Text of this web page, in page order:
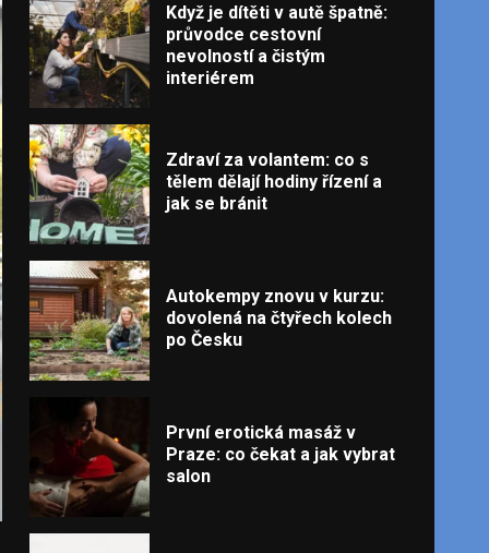
Když je dítěti v autě špatně:
průvodce cestovní
nevolností a čistým
interiérem
Zdraví za volantem: co s
tělem dělají hodiny řízení a
jak se bránit
Autokempy znovu v kurzu:
dovolená na čtyřech kolech
po Česku
První erotická masáž v
Praze: co čekat a jak vybrat
salon